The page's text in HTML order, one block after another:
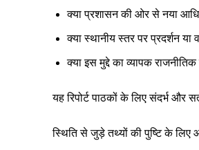
क्या प्रशासन की ओर से नया
क्या स्थानीय स्तर पर प्रदर्शन या
क्या इस मुद्दे का व्यापक
यह रिपोर्ट पाठकों के लिए संदर्भ और
स्थिति से जुड़े तथ्यों की पुष्टि के लिए